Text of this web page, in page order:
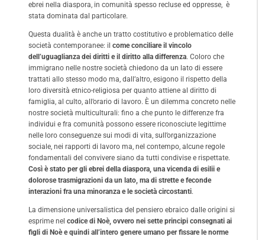
ebrei nella diaspora, in comunità spesso recluse ed oppresse, è
stata dominata dal particolare.
Questa dualità è anche un tratto costitutivo e problematico delle
società contemporanee: il come conciliare il vincolo
dell’uguaglianza dei diritti e il diritto alla differenza. Coloro che
immigrano nelle nostre società chiedono da un lato di essere
trattati allo stesso modo ma, dall’altro, esigono il rispetto della
loro diversità etnico-religiosa per quanto attiene al diritto di
famiglia, al culto, all’orario di lavoro. È un dilemma concreto nelle
nostre società multiculturali: fino a che punto le differenze fra
individui e fra comunità possono essere riconosciute legittime
nelle loro conseguenze sui modi di vita, sull’organizzazione
sociale, nei rapporti di lavoro ma, nel contempo, alcune regole
fondamentali del convivere siano da tutti condivise e rispettate.
Così è stato per gli ebrei della diaspora, una vicenda di esilii e
dolorose trasmigrazioni da un lato, ma di strette e feconde
interazioni fra una minoranza e le società circostanti.
La dimensione universalistica del pensiero ebraico dalle origini si
esprime nel codice di Noè, ovvero nei sette principi consegnati ai
figli di Noè e quindi all’intero genere umano per fissare le norme